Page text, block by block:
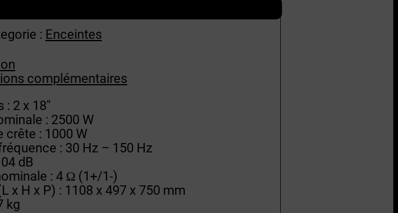
: Enceintes
complémentaires
: 2 x 18″
: 2500 W
crête : 1000 W
: 30 Hz – 150 Hz
dB
: 4 Ω (1+/1-)
x H x P) : 1108 x 497 x 750 mm
kg